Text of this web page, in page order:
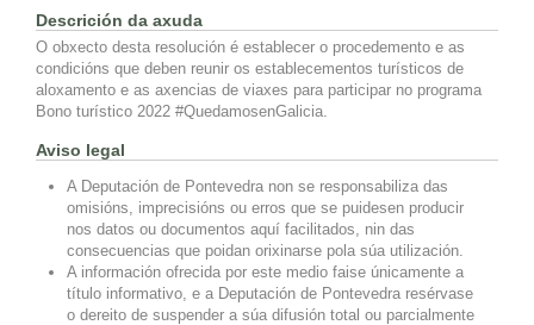
Descrición da axuda
O obxecto desta resolución é establecer o procedemento e as
condicións que deben reunir os establecementos turísticos de
aloxamento e as axencias de viaxes para participar no programa
Bono turístico 2022 #QuedamosenGalicia.
Aviso legal
A Deputación de Pontevedra non se responsabiliza das
omisións, imprecisións ou erros que se puidesen producir
nos datos ou documentos aquí facilitados, nin das
consecuencias que poidan orixinarse pola súa utilización.
A información ofrecida por este medio faise únicamente a
título informativo, e a Deputación de Pontevedra resérvase
o dereito de suspender a súa difusión total ou parcialmente